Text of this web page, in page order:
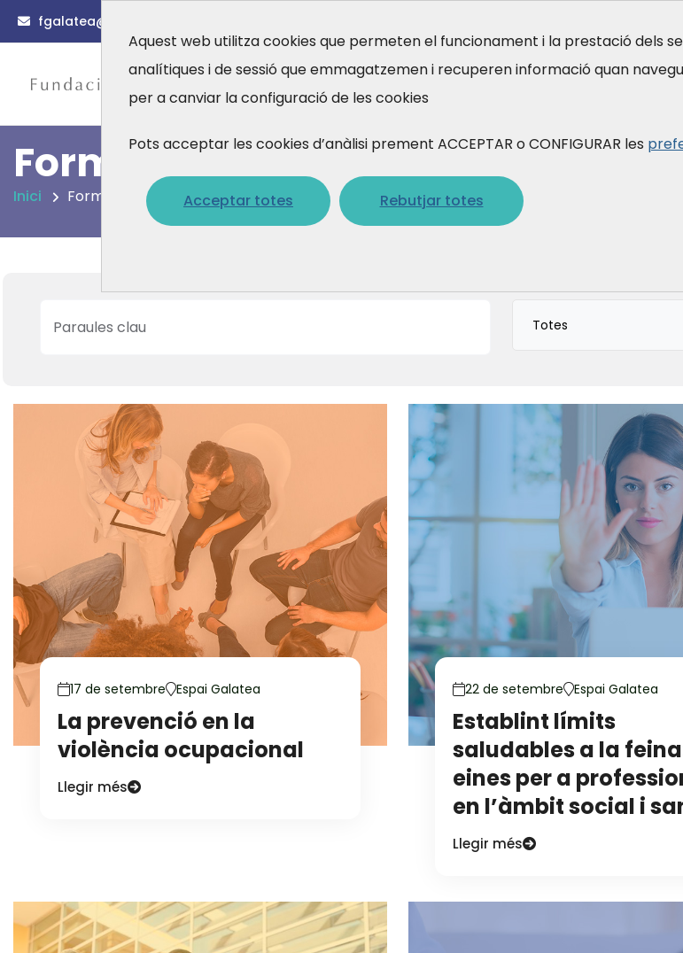
Aquest web utilitza cookies que permeten el funcionament i la prestació dels
analítiques i de sessió que emmagatzemen i recuperen informació quan
per a canviar la configuració de les cookies
Pots acceptar les cookies d’anàlisi prement ACCEPTAR o CONFIGURAR les
Acceptar totes Rebutjar totes
fgalatea@fgalatea.org
Actualitat Formació Què
Formacions
Inici Formacions
17 de setembre Espai Galatea
La prevenció en la
violència ocupacional
Llegir més
22 de setembre Espai Galatea
Establint límits
saludables a la
eines per a
en l’àmbit social i
Llegir més